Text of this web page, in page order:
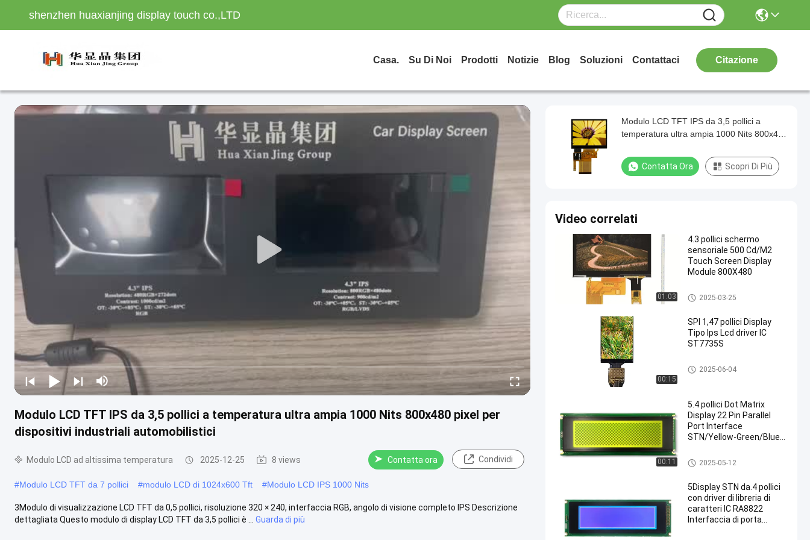
shenzhen huaxianjing display touch co.,LTD
Casa. Su Di Noi Prodotti Notizie Blog Soluzioni Contattaci Citazione
Modulo LCD TFT IPS da 3,5 pollici a temperatura ultra ampia 1000 Nits 800x480 pixel per
dispositivi industriali automobilistici
Modulo LCD ad altissima temperatura 2025-12-25 8 views Contatta ora Condividi
#Modulo LCD TFT da 7 pollici #modulo LCD di 1024x600 Tft #Modulo LCD IPS 1000 Nits
3Modulo di visualizzazione LCD TFT da 0,5 pollici, risoluzione 320 × 240, interfaccia RGB, angolo di visione completo IPS Descrizione
dettagliata Questo modulo di display LCD TFT da 3,5 pollici è ...
Guarda di più
Modulo LCD TFT IPS da 3,5 pollici a
temperatura ultra ampia 1000 Nits 800x480
Contatta Ora Scopri Di Più
Video correlati
01:03
4.3 pollici schermo
sensoriale 500 Cd/M2
Touch Screen Display
Module 800X480
schermo di visualizzazione d
ell'automobile
2025-03-25
00:15
SPI 1,47 pollici Display
Tipo Ips Lcd driver IC
ST7735S
IPS di esposizione dell'affissio
ne a cristalli liquidi
2025-06-04
00:11
5.4 pollici Dot Matrix
Display 22 Pin Parallel
Port Interface
STN/Yellow-Green/Blue
visualizzazione Driver IC
LC7981 Risoluzione:
Con PCB Board
Esposizione LCD di STN
2025-05-12
5Display STN da.4 pollici
con driver di libreria di
caratteri IC RA8822
Interfaccia di porta